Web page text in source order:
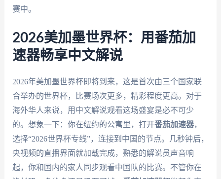
赛中。
2026美加墨世界杯：用番茄加
速器畅享中文解说
2026年美加墨世界杯即将到来，这是首次由三个国家联
合举办的世界杯，比赛场次更多，精彩程度更高。对于
海外华人来说，用中文解说观看这场盛宴是必不可少
的。想象一下：你在纽约的公寓里，打开番茄加速器，
选择“2026世界杯专线”，连接到中国的节点。几秒钟后，
央视频的直播界面就加载完成，熟悉的解说员声音响
起，你和国内的家人同步观看中国队的比赛。不管你在